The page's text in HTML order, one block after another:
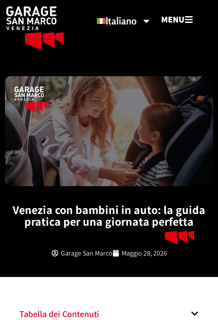
Italiano MENU
Venezia con bambini in auto: la guida
pratica per una giornata perfetta
Garage San Marco Maggio 28, 2026
Tabella dei Contenuti